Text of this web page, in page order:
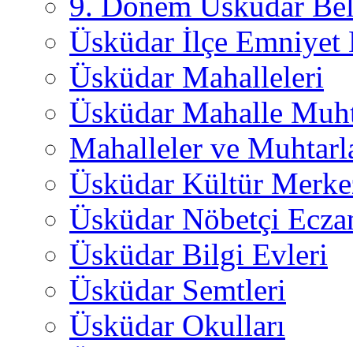
Üsküdar İlçe
Üsküdar Mahalleleri
Üsküdar Mahalle
Mahalleler ve
Üsküdar Kültür
Üsküdar Nöbetçi
Üsküdar Bilgi Evleri
Üsküdar Semtleri
Üsküdar Okulları